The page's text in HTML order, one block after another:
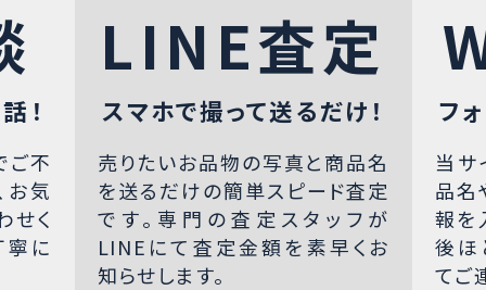
！
ご不
お気
せく
寧に
LINE査定
スマホで撮って送るだけ！
売りたいお品物の写真と商品名
を送るだけの簡単スピード査定
です。専門の査定スタッフが
LINEにて査定金額を素早くお
知らせします。
フ
当サ
品名
報を
後ほ
てご